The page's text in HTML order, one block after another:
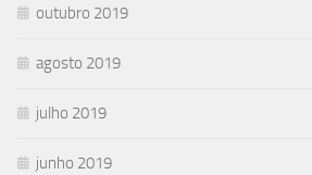
outubro 2019
agosto 2019
julho 2019
junho 2019